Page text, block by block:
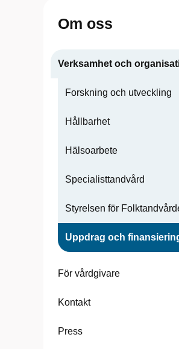
Om oss
Verksamhet och
Forskning och utveckling
Hållbarhet
Hälsoarbete
Specialisttandvård
Styrelsen för
Uppdrag och
För vårdgivare
Kontakt
Press